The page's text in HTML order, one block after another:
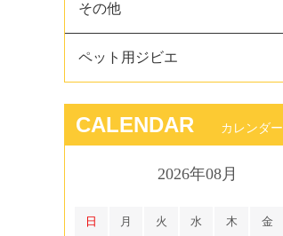
その他
ペット用ジビエ
CALENDAR カレンダー
2026年08月
日 月 火 水 木 金